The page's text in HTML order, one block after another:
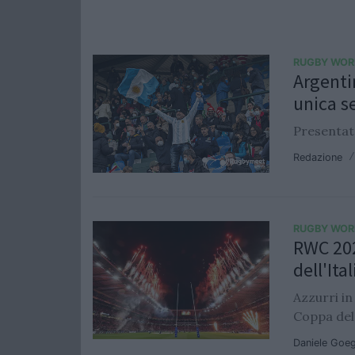
RUGBY
unica
Redazione /
RUGBY
RWC
Azzurri
Coppa
Daniele